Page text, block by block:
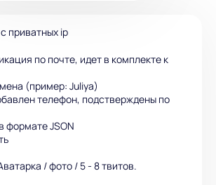
приватных ip
по почте, идет в комплекте к
(пример: Juliya)
телефон, подстверждены по
формате JSON
/ фото / 5 - 8 твитов.